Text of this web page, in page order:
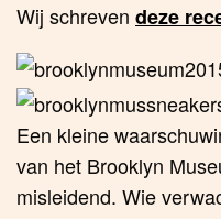
Wij schrevendeze
Een kleine
van het Brooklyn
misleidend. Wie